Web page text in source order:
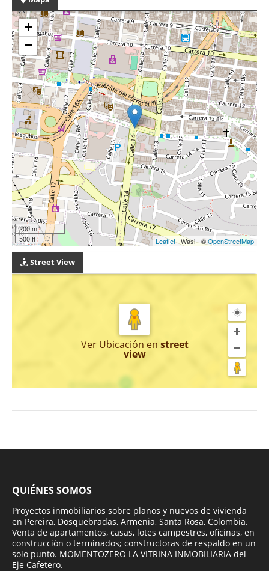
+
−
200 m
500 ft
Leaflet| Wasi - ©OpenStreetMap
Street View
Ver Ubicación en street
view
QUIÉNES SOMOS
Proyectos inmobiliarios sobre planos y nuevos de vivienda
en Pereira, Dosquebradas, Armenia, Santa Rosa, Colombia.
Venta de apartamentos, casas, lotes campestres, oficinas, en
construcción o terminados; constructoras de respaldo en un
solo punto. MOMENTOZERO LA VITRINA INMOBILIARIA del
Eje Cafetero.